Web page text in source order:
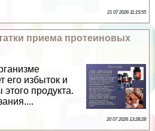
21 07 2026 11:15:55
приема протеиновых
его избыток и
продукта.
20 07 2026 13:28:28